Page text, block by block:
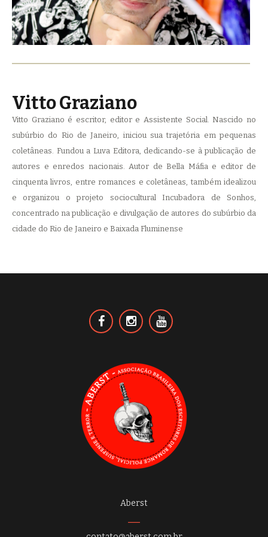
Vitto Graziano
Vitto Graziano é escritor, editor e Assistente Social. Nascido no
subúrbio do Rio de Janeiro, iniciou sua trajetória em pequenas
coletâneas. Fundou a Luva Editora, dedicando-se à publicação de
autores e enredos nacionais. Autor de Bella Máfia e editor de
cinquenta livros, entre romances e coletâneas, também idealizou
e organizou o projeto sociocultural Incubadora de Sonhos,
concentrado na publicação e divulgação de autores do subúrbio da
cidade do Rio de Janeiro e Baixada Fluminense
Aberst